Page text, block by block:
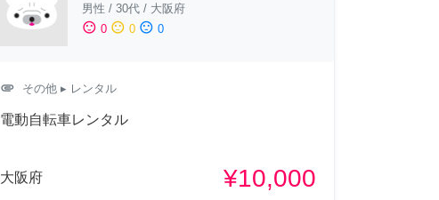
男性 / 30代/ 大阪府
sentiment_satisfied 0 sentiment_neutral 0 sentiment_dissatisfied 0
attachment その他▸ レンタル
電動自転車レンタル
大阪府 ¥10,000